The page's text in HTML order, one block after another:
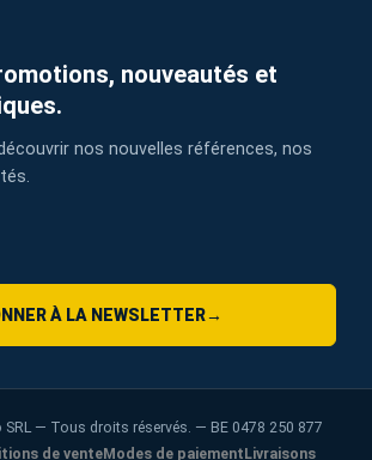
nouveautés et
nos nouvelles références, nos
À LA NEWSLETTER→
SRL — Tous droits réservés. — BE 0478 250 877
de venteModes de paiementLivraisons